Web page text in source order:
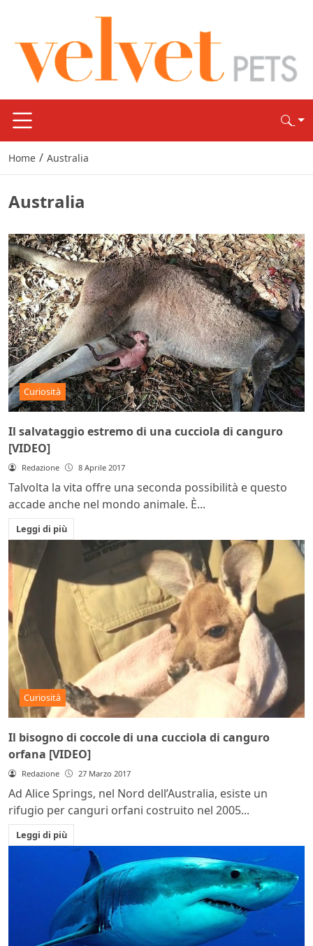
Home / Australia
Australia
Curiosità
Il salvataggio estremo di una cucciola di canguro
[VIDEO]
Redazione 8 Aprile 2017
Talvolta la vita offre una seconda possibilità e questo
accade anche nel mondo animale. È...
Leggi di più
Curiosità
Il bisogno di coccole di una cucciola di canguro
orfana [VIDEO]
Redazione 27 Marzo 2017
Ad Alice Springs, nel Nord dell’Australia, esiste un
rifugio per canguri orfani costruito nel 2005...
Leggi di più